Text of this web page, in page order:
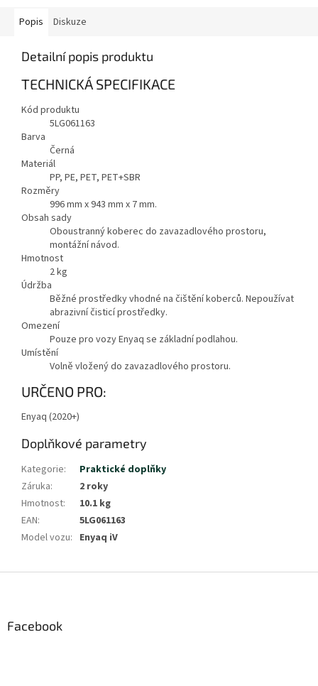
Popis Diskuze
Detailní popis produktu
TECHNICKÁ SPECIFIKACE
Kód produktu
5LG061163
Barva
Černá
Materiál
PP, PE, PET, PET+SBR
Rozměry
996 mm x 943 mm x 7 mm.
Obsah sady
Oboustranný koberec do zavazadlového prostoru,
montážní návod.
Hmotnost
2kg
Údržba
Běžné prostředky vhodné na čištění koberců. Nepoužívat
abrazivní čisticí prostředky.
Omezení
Pouze pro vozy Enyaq se základní podlahou.
Umístění
Volně vložený do zavazadlového prostoru.
URČENO PRO:
Enyaq (2020+)
Doplňkové parametry
Kategorie:
Praktické doplňky
Záruka:
2 roky
Hmotnost:
10.1 kg
EAN:
5LG061163
Model vozu: Enyaq iV
Facebook